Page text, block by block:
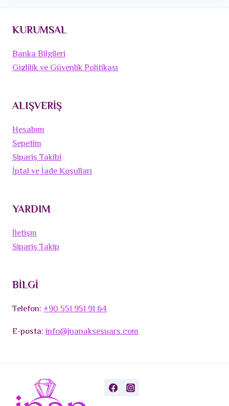
KURUMSAL
Banka Bilgileri
Gizlilik ve Güvenlik Politikası
ALIŞVERİŞ
Hesabım
Sepetim
Sipariş Takibi
İptal ve İade Koşulları
YARDIM
İletişm
Sipariş Takip
BİLGİ
Telefon:+90 551 951 91 64
E-posta:info@jnanaksesuars.com